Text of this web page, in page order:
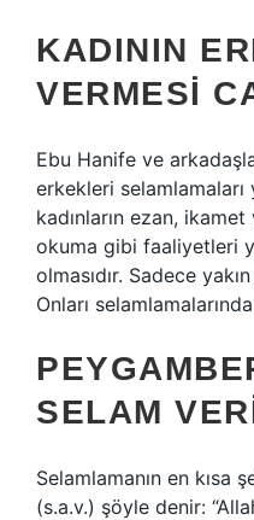
KADININ
VERMESI
Ebu Hanife ve
erkekleri selamlamaları
kadınların ezan, ikamet
okuma gibi faaliyetleri
olmasıdır. Sadece
Onları
SELAM
Selamlamanın en kısa
(s.a.v.) şöyle denir: